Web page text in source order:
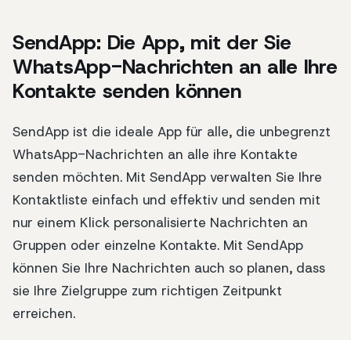
SendApp: Die App, mit der Sie
WhatsApp-Nachrichten an alle Ihre
Kontakte senden können
SendApp ist die ideale App für alle, die unbegrenzt
WhatsApp-Nachrichten an alle ihre Kontakte
senden möchten. Mit SendApp verwalten Sie Ihre
Kontaktliste einfach und effektiv und senden mit
nur einem Klick personalisierte Nachrichten an
Gruppen oder einzelne Kontakte. Mit SendApp
können Sie Ihre Nachrichten auch so planen, dass
sie Ihre Zielgruppe zum richtigen Zeitpunkt
erreichen.